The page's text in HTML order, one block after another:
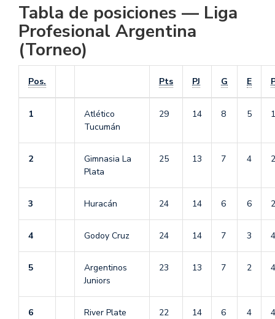
Tabla de posiciones — Liga
Profesional Argentina
(Torneo)
Pos. Pts PJ G E
1
Atlético
Tucumán
29 14 8 5 1
2
Gimnasia La
Plata
25 13 7 4 2
3 Huracán 24 14 6 6 2
4 Godoy Cruz 24 14 7 3 4
5
Argentinos
Juniors
23 13 7 2 4
6 River Plate 22 14 6 4 4